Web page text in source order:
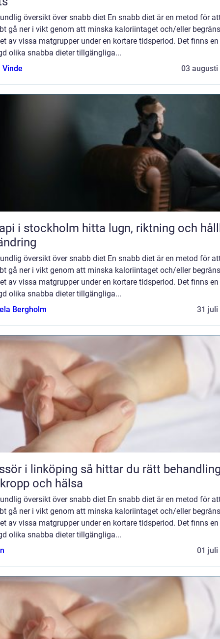
översikt över snabb diet En snabb diet är en metod för
gå ner i vikt genom att minska kaloriintaget och/eller
av vissa matgrupper under en kortare tidsperiod. Det finns en
olika snabba dieter tillgängliga...
Vinde
03 augusti
hitta lugn, riktning och hållbar
översikt över snabb diet En snabb diet är en metod för
gå ner i vikt genom att minska kaloriintaget och/eller
av vissa matgrupper under en kortare tidsperiod. Det finns en
olika snabba dieter tillgängliga...
Bergholm
31 juli
så hittar du rätt behandling
och hälsa
översikt över snabb diet En snabb diet är en metod för
gå ner i vikt genom att minska kaloriintaget och/eller
av vissa matgrupper under en kortare tidsperiod. Det finns en
olika snabba dieter tillgängliga...
01 juli